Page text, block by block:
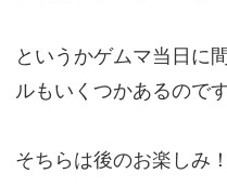
というかゲムマ当日に
ルもいくつかあるのです
そちらは後のお楽しみ